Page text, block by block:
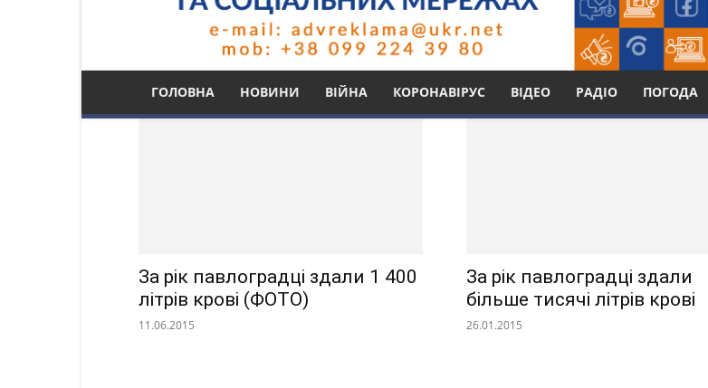
ГОЛОВНА НОВИНИ ВІЙНА КОРОНАВІРУС ВІДЕО РАДІО ПОГОДА
Тег: відділення трансфузіології
За рік павлоградці здали 1 400
літрів крові (ФОТО)
11.06.2015
За рік павлоградці здали
більше тисячі літрів крові
26.01.2015